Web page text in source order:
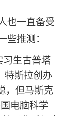
也一直备受
推测：
习生古普塔
特斯拉创办
，但马斯克
电脑科学